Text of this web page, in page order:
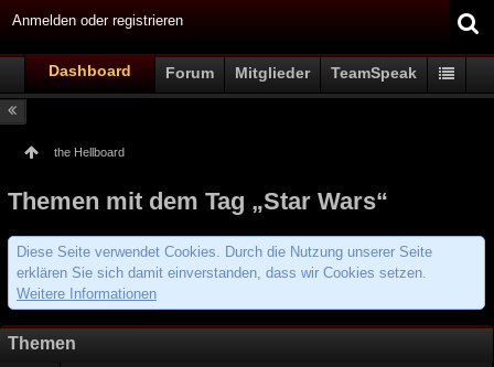
Anmelden oder registrieren
Dashboard Forum Mitglieder TeamSpeak
the Hellboard
Themen mit dem Tag „Star Wars“
Diese Seite verwendet Cookies. Durch die Nutzung unserer Seite
erklären Sie sich damit einverstanden, dass wir Cookies setzen.
Weitere Informationen
Themen